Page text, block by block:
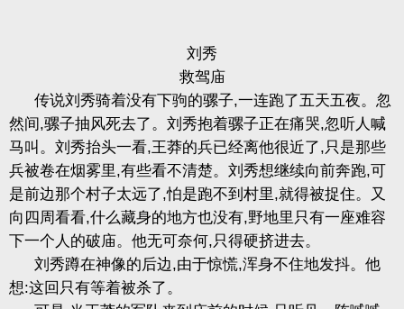
刘秀
救驾庙
传说刘秀骑着没有下驹的骡子,一连跑了五天五夜。忽
然间,骡子抽风死去了。刘秀抱着骡子正在痛哭,忽听人喊
马叫。刘秀抬头一看,王莽的兵已经离他很近了,只是那些
兵被卷在烟雾里,有些看不清楚。刘秀想继续向前奔跑,可
是前边那个村子太远了,怕是跑不到村里,就得被捉住。又
向四周看看,什么藏身的地方也没有,野地里只有一座难容
下一个人的破庙。他无可奈何,只得硬挤进去。
刘秀蹲在神像的后边,由于惊慌,浑身不住地发抖。他
想:这回只有等着被杀了。